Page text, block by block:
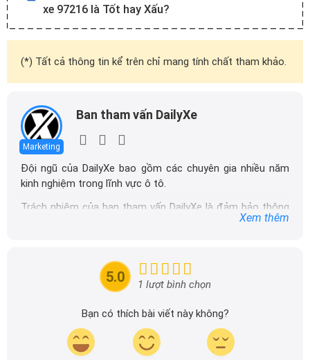
xe 97216 là Tốt hay Xấu?
(*) Tất cả thông tin kể trên chỉ mang tính chất tham khảo.
Marketing
Ban tham vấn DailyXe
Đội ngũ của DailyXe bao gồm các chuyên gia nhiều năm
kinh nghiệm trong lĩnh vực ô tô.
Trách nhiệm của ban tham vấn DailyXe là đảm bảo thông
tin chính xác được đăng tải trên dailyxe.com.vn, thường
tin nhanh chóng và dễ dàng hơn.
Xem thêm
5.0 1 lượt bình chọn
Bạn có thích bài viết này không?